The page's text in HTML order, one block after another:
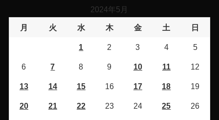
2024年5月
月 火 水 木 金 土 日
1 2 3 4 5
6 7 8 9 10 11 12
13 14 15 16 17 18 19
20 21 22 23 24 25 26